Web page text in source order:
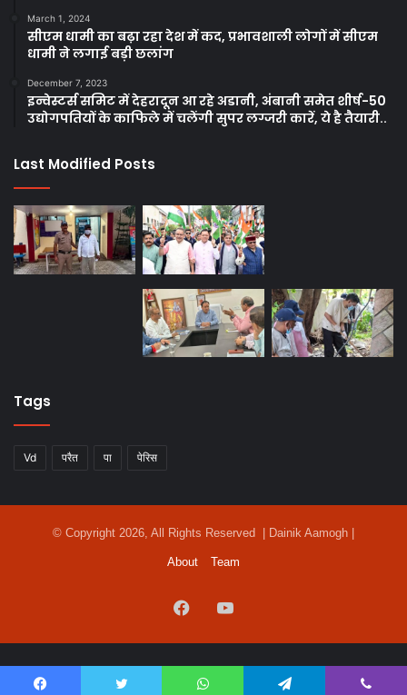
March 1, 2024
सीएम धामी का बढ़ा रहा देश में कद, प्रभावशाली लोगों में सीएम
धामी ने लगाई बड़ी छलांग
December 7, 2023
इन्वेस्टर्स समिट में देहरादून आ रहे अडानी, अंबानी समेत शीर्ष-50
उद्योगपतियों के काफिले में चलेंगी सुपर लग्जरी कारें, ये है तैयारी..
Last Modified Posts
Tags
Vd परैत पा पेरिस
© Copyright 2026, All Rights Reserved | Dainik Aamogh |
About Team
Facebook